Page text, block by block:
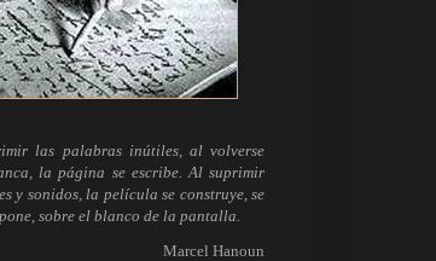
las palabras inútiles, al volverse
la página se escribe. Al suprimir
y sonidos, la película se construye, se
sobre el blanco de la pantalla.
Marcel Hanoun